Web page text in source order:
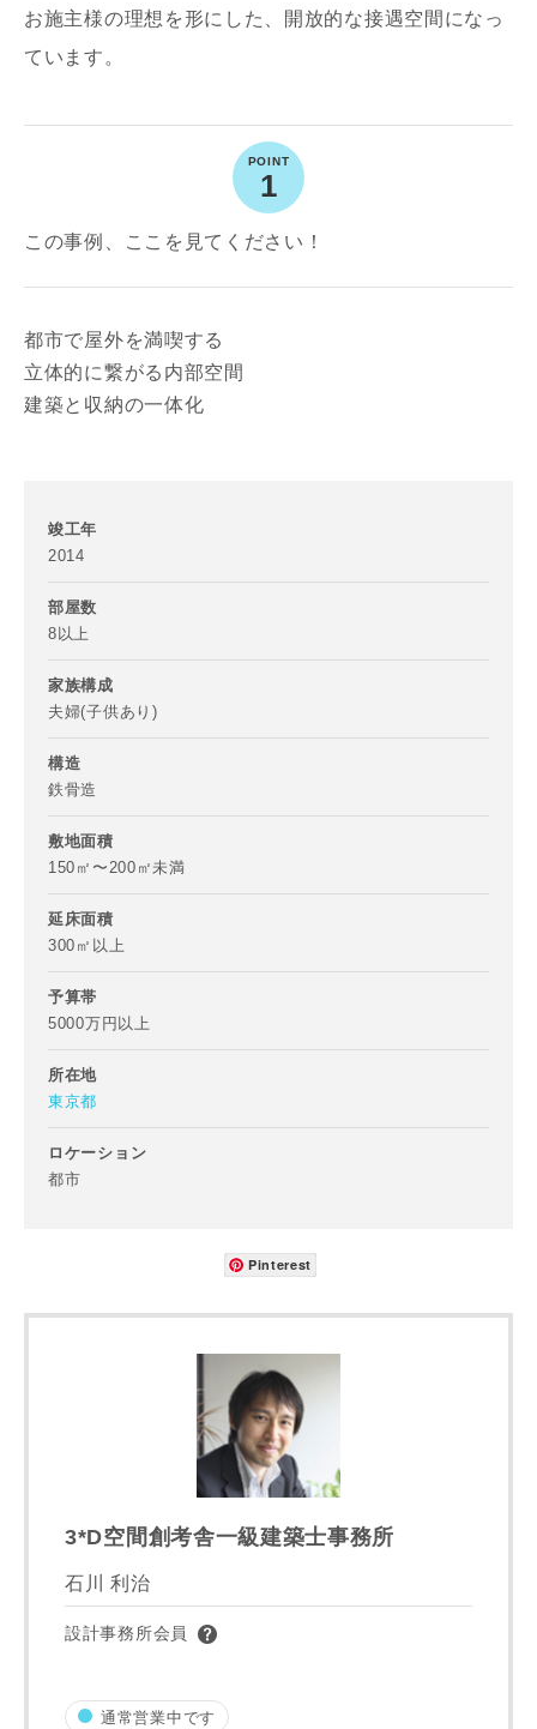
写真を拡大する
お施主様の理想を形にした、開放的な接遇空間になっ
ています。
1
この事例、ここを見てください！
都市で屋外を満喫する
立体的に繋がる内部空間
建築と収納の一体化
竣工年
2014
部屋数
8以上
家族構成
夫婦(子供あり)
構造
鉄骨造
敷地面積
150㎡〜200㎡未満
延床面積
300㎡以上
予算帯
5000万円以上
所在地
東京都
ロケーション
都市
Pinterest
3*D空間創考舎一級建築士事務所
石川 利治
設計事務所会員
通常営業中です
お名前
郵便番号
番地、建物名